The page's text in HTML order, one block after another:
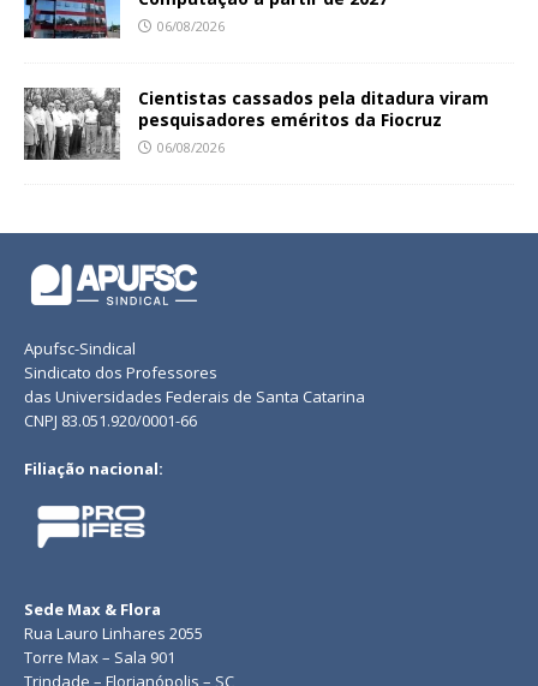
06/08/2026
Cientistas cassados pela ditadura viram
pesquisadores eméritos da Fiocruz
06/08/2026
Apufsc-Sindical
Sindicato dos Professores
das Universidades Federais de Santa Catarina
CNPJ 83.051.920/0001-66
Filiação nacional:
Sede Max & Flora
Rua Lauro Linhares 2055
Torre Max – Sala 901
Trindade – Florianópolis – SC